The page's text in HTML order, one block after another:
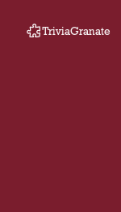
TriviaGranate